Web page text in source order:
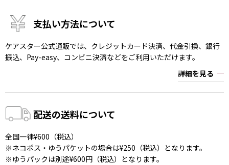
支払い方法について
ケアスター公式通販では、クレジットカード決済、代金引換、銀行
振込、Pay-easy、コンビニ決済などをご利用いただけます。
詳細を見る
配送の送料について
全国一律¥600（税込）
※ネコポス・ゆうパケットの場合は¥250（税込）となります。
※ゆうパックは別途¥600円（税込）となります。